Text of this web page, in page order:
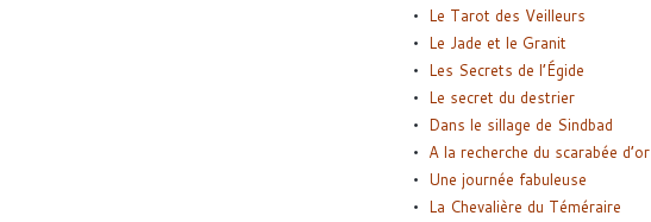
Le Tarot des Veilleurs
Le Jade et le Granit
Les Secrets de l’Égide
Le secret du destrier
Dans le sillage de Sindbad
A la recherche du scarabée d’or
Une journée fabuleuse
La Chevalière du Téméraire